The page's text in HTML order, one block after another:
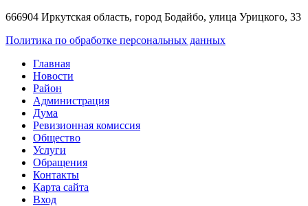
666904 Иркутская область, город Бодайбо, улица Урицкого, 33
Политика по обработке персональных данных
Главная
Новости
Район
Администрация
Дума
Ревизионная комиссия
Общество
Услуги
Обращения
Контакты
Карта сайта
Вход